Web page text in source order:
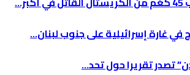
غارة إسرائيلية على جنوب لبنان...
تصدر تقريرا حول تحد...